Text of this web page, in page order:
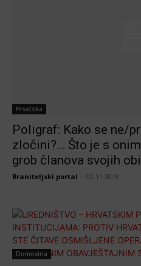
Hrvatska
Poligraf: Kako se ne/
zločini?… Što je s
grob članova svojih
Braniteljski portal 02.11.2018
Domovina